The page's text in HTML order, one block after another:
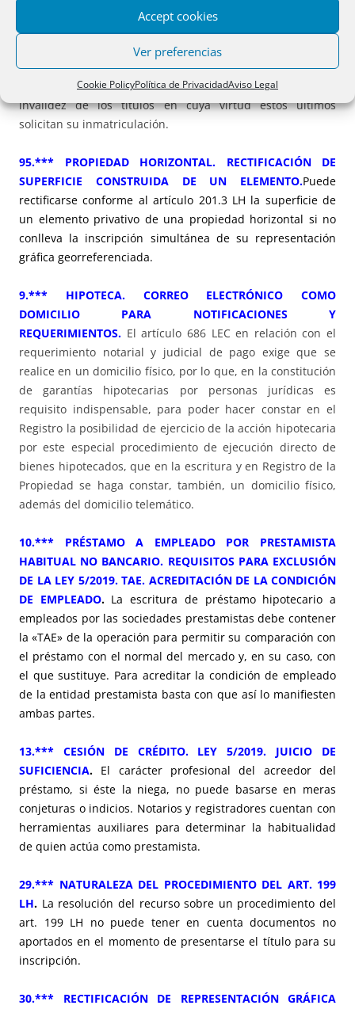
Accept cookies
Ver preferencias
Cookie PolicyPolítica de PrivacidadAviso Legal
PRESENTADO CON POSTERIORIDAD TÍTULO
CONTRADICTORIO
No cabe denegar la inmatriculación de
una finca por constar presentado con posterioridad un
título contradictorio con la propiedad de los
inmatriculantes, del cual, sin embargo, no resulta la
invalidez de los títulos en cuya virtud estos últimos
solicitan su inmatriculación.
95.*** PROPIEDAD HORIZONTAL. RECTIFICACIÓN DE
SUPERFICIE CONSTRUIDA DE UN ELEMENTO.Puede
rectificarse conforme al artículo 201.3 LH la superficie de
un elemento privativo de una propiedad horizontal si no
conlleva la inscripción simultánea de su representación
gráfica georreferenciada.
9.*** HIPOTECA. CORREO ELECTRÓNICO COMO
DOMICILIO PARA NOTIFICACIONES Y
REQUERIMIENTOS. El artículo 686 LEC en relación con el
requerimiento notarial y judicial de pago exige que se
realice en un domicilio físico, por lo que, en la constitución
de garantías hipotecarias por personas jurídicas es
requisito indispensable, para poder hacer constar en el
Registro la posibilidad de ejercicio de la acción hipotecaria
por este especial procedimiento de ejecución directo de
bienes hipotecados, que en la escritura y en Registro de la
Propiedad se haga constar, también, un domicilio físico,
además del domicilio telemático.
10.*** PRÉSTAMO A EMPLEADO POR PRESTAMISTA
HABITUAL NO BANCARIO. REQUISITOS PARA EXCLUSIÓN
DE LA LEY 5/2019. TAE. ACREDITACIÓN DE LA CONDICIÓN
DE EMPLEADO.La escritura de préstamo hipotecario a
empleados por las sociedades prestamistas debe contener
la «TAE» de la operación para permitir su comparación con
el préstamo con el normal del mercado y, en su caso, con
el que sustituye. Para acreditar la condición de empleado
de la entidad prestamista basta con que así lo manifiesten
ambas partes.
13.*** CESIÓN DE CRÉDITO. LEY 5/2019. JUICIO DE
SUFICIENCIA. El carácter profesional del acreedor del
préstamo, si éste la niega, no puede basarse en meras
conjeturas o indicios. Notarios y registradores cuentan con
herramientas auxiliares para determinar la habitualidad
de quien actúa como prestamista.
29.*** NATURALEZA DEL PROCEDIMIENTO DEL ART. 199
LH. La resolución del recurso sobre un procedimiento del
art. 199 LH no puede tener en cuenta documentos no
aportados en el momento de presentarse el título para su
inscripción.
30.*** RECTIFICACIÓN DE REPRESENTACIÓN GRÁFICA